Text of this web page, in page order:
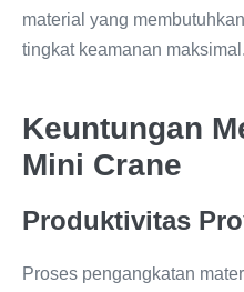
material yang
tingkat keamanan maksimal.
Keuntungan
Mini Crane
Produktivitas
Proses pengangkatan